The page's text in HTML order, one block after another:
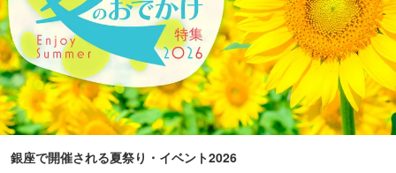
銀座で開催される夏祭り・イベント2026